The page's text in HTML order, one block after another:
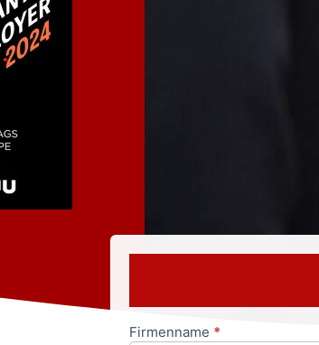
Anfrageformular
Firmenname *